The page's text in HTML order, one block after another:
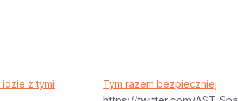
idzie z tymi
Tym razem bezpieczniej